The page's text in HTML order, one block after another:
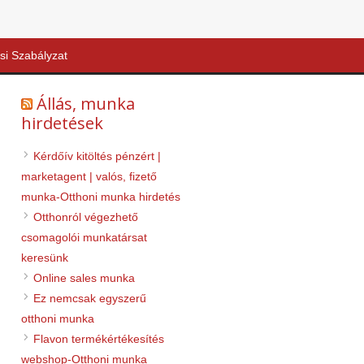
Szabályzat
Állás, munka
hirdetések
Kérdőív kitöltés pénzért |
marketagent | valós, fizető
munka-Otthoni munka hirdetés
Otthonról végezhető
csomagolói munkatársat
keresünk
Online sales munka
Ez nemcsak egyszerű
otthoni munka
Flavon termékértékesítés
webshop-Otthoni munka